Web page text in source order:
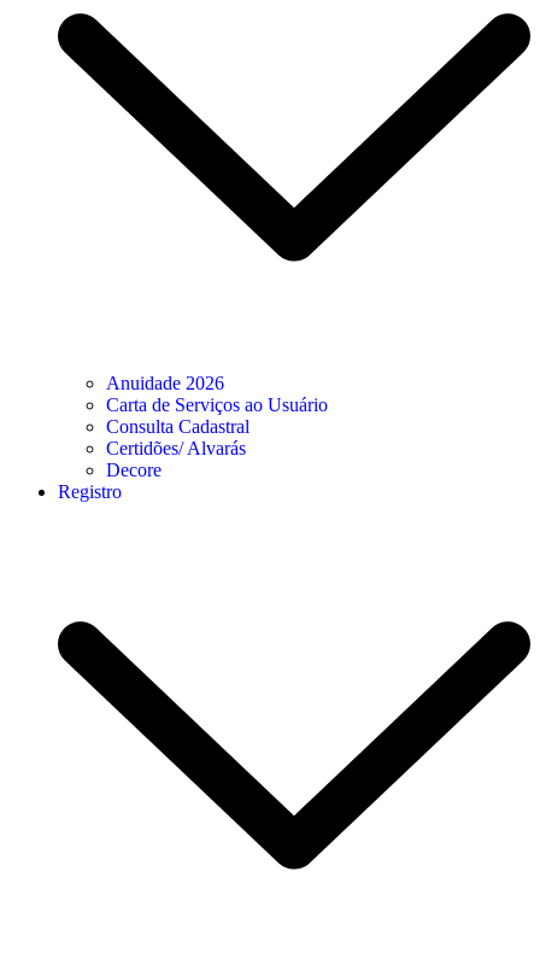
Anuidade 2026
Carta de Serviços ao Usuário
Consulta Cadastral
Certidões/ Alvarás
Decore
Registro